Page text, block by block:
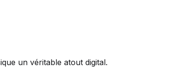
un véritable atout digital.